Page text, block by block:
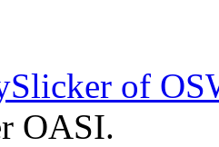
of
OASI.